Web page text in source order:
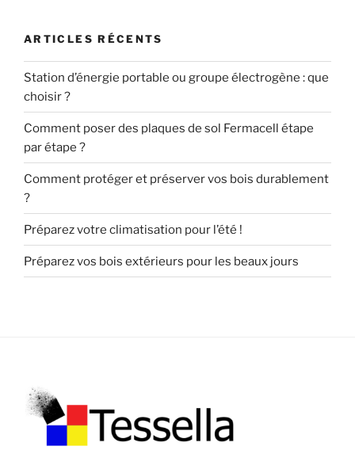
ARTICLES RÉCENTS
Station d’énergie portable ou groupe électrogène : que
choisir ?
Comment poser des plaques de sol Fermacell étape
par étape ?
Comment protéger et préserver vos bois durablement
?
Préparez votre climatisation pour l’été !
Préparez vos bois extérieurs pour les beaux jours